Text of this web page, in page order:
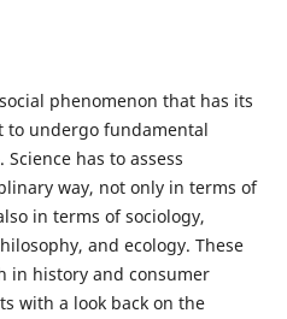
phenomenon that has its
to undergo fundamental
has to assess
way, not only in terms of
in terms of sociology,
and ecology. These
in history and consumer
with a look back on the